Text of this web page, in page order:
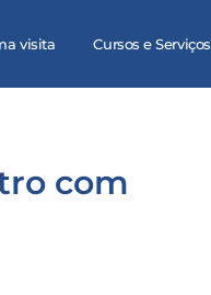
visita Cursos e Serviços
com